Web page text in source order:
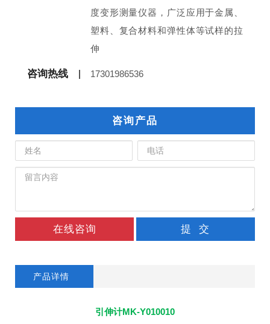
度变形测量仪器，广泛应用于金属、
塑料、复合材料和弹性体等试样的拉
伸
咨询热线 17301986536
咨询产品
在线咨询 提 交
产品详情
引伸计MK-Y010010